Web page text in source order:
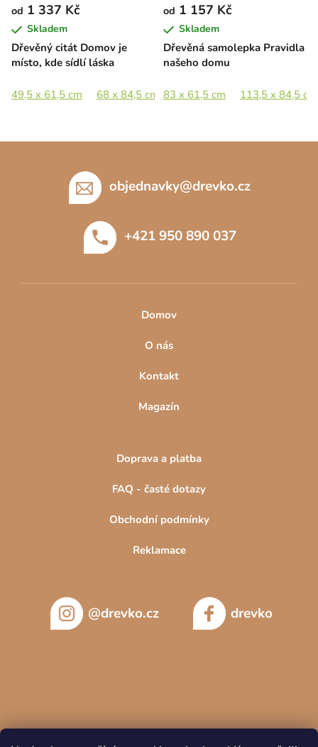
Dřevěný citát Domov je
místo, kde sídlí láska
od 1 337 Kč
Skladem
49,5 x 61,5 cm 68 x 84,5 cm
Dřevěná samolepka Pravidla
našeho domu
od 1 157 Kč
Skladem
83 x 61,5 cm 113,5 x 84,5 cm
objednavky@drevko.cz
+421 950 890 037
Domov
O nás
Kontakt
Magazín
Doprava a platba
FAQ - časté dotazy
Obchodní podmínky
Reklamace
@drevko.cz drevko